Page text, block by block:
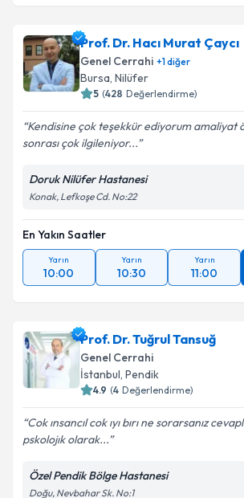
Doç. Dr. Abdulcabbar Kartaliçin
talebi oluşturun. Size bu uzmandan
için bir takvim hazırlandığında e-posta
bilgilendireceğiz.
E-posta Adresiniz
Kişisel verilerimin işlenmesine
Metni'ni okudum ve kişisel
kapsamda işlenmesini kabul
Takvim Talebini
Prof. Dr. Hacı Murat Çaycı
Genel Cerrahi +1diğer
Bursa, Nilüfer
5 (428 Değerlendirme)
Kendisine çok teşekkür ediyorum amaliyat
sonrası çok ilgileniyor...
Doruk Nilüfer Hastanesi
Konak, Lefkoşe Cd. No:22
En Yakın Saatler
Yarın
10:00
Yarın
10:30
Yarın
11:00
Prof. Dr. Tuğrul Tansuğ
Genel Cerrahi
İstanbul, Pendik
4.9 (4 Değerlendirme)
Cok ınsancıl cok ıyı bırı ne sorarsanız
pskolojık olarak...
Özel Pendik Bölge Hastanesi
Doğu, Nevbahar Sk. No:1